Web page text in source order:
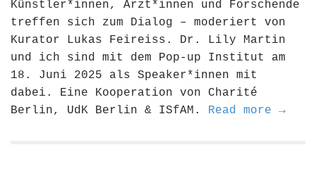
Künstler*innen, Ärzt*innen und Forschende
treffen sich zum Dialog – moderiert von
Kurator Lukas Feireiss. Dr. Lily Martin
und ich sind mit dem Pop-up Institut am
18. Juni 2025 als Speaker*innen mit
dabei. Eine Kooperation von Charité
Berlin, UdK Berlin & ISfAM. Read more →